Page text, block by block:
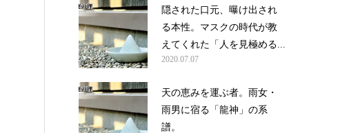
隠された口元、曝け出され
る本性。マスクの時代が教
えてくれた「人を見極める...
2020.07.07
天の恵みを運ぶ者。雨女・
雨男に宿る「龍神」の系
譜。